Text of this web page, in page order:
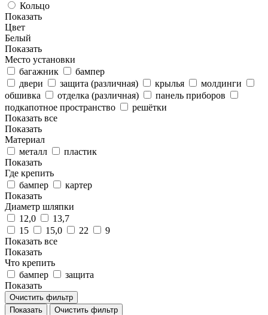
Кольцо
Показать
Цвет
Белый
Показать
Место установки
багажник
бампер
двери
защита (различная) крылья
молдинги
обшивка
отделка (различная)
панель приборов
подкапотное пространство
решётки
Показать все
Показать
Материал
металл
пластик
Показать
Где крепить
бампер
картер
Показать
Диаметр шляпки
12,0
13,7
15
15,0 22
9
Показать все
Показать
Что крепить
бампер
защита
Показать
Очистить фильтр
Показать
Очистить фильтр